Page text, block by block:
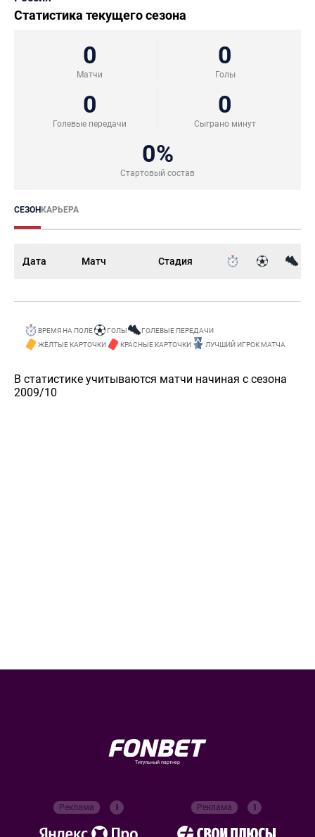
Статистика текущего сезона
0
Матчи
0
Голы
0
Голевые передачи
0
Сыграно минут
0%
Стартовый состав
СЕЗОНКАРЬЕРА
Дата Матч Стадия
ВРЕМЯ НА ПОЛЕ ГОЛЫ
ГОЛЕВЫЕ ПЕРЕДАЧИ
ЖЁЛТЫЕ КАРТОЧКИ
КРАСНЫЕ КАРТОЧКИ ЛУЧШИЙ ИГРОК МАТЧА
В статистике учитываются матчи начиная с сезона
2009/10
Титульный партнер
Реклама Реклама